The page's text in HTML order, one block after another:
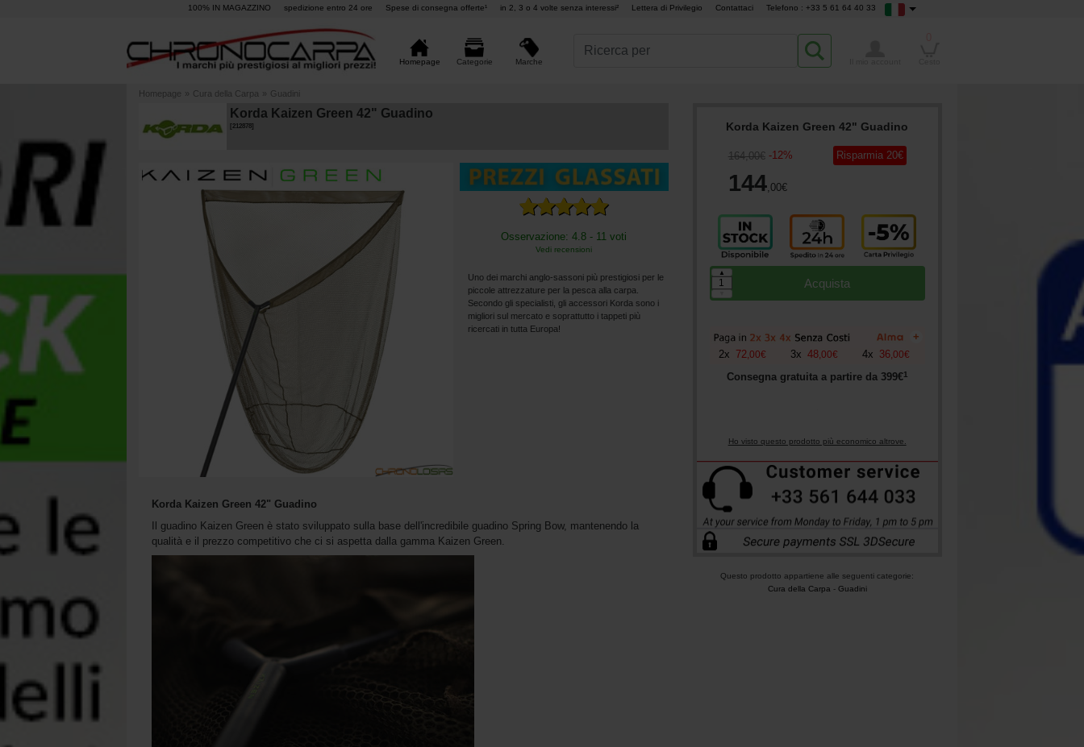
100% IN MAGAZZINO spedizione entro 24 ore Spese di consegna offerte¹ in 2, 3 o 4 volte senza interessi² Lettera di Privilegio Contattaci Telefono : +33 5 61 64 40 33
Homepage Categorie Marche
Homepage » Cura della Carpa » Guadini
Korda Kaizen Green 42" Guadino
212878]
Osservazione: 4.8 - 11 voti
Vedi recensioni
Uno dei marchi anglo-sassoni più prestigiosi per le
piccole attrezzature per la pesca alla carpa.
Secondo gli specialisti, gli accessori Korda sono i
migliori sul mercato e soprattutto i tappeti più
ricercati in tutta Europa!
Korda Kaizen Green 42" Guadino
164 ,00€ -12%
144,00€
Risparmia 20€
Acquista
▲
+
2x 72 ,00€ 3x 48 ,00€ 4x 36 ,00€
Consegna gratuita a partire da 399€1
Ho visto questo prodotto più economico altrove.
Questo prodotto appartiene alle seguenti categorie:
Cura della Carpa - Guadini
Korda Kaizen Green 42" Guadino
Il guadino Kaizen Green è stato sviluppato sulla base dell'incredibile guadino Spring Bow, mantenendo la
qualità e il prezzo competitivo che ci si aspetta dalla gamma Kaizen Green.